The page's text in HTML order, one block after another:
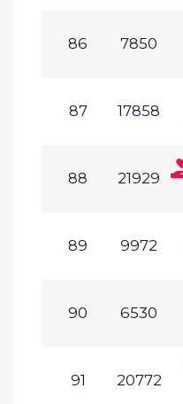
86 7850
87 17858
88 21929
89 9972
90 6530
91 20772